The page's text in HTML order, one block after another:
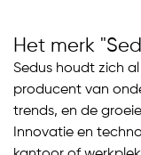
Het merk
Sedus houdt zich
producent van
trends, en de
Innovatie en